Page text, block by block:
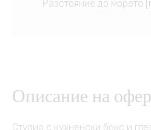
Разстояние до морето
Описание на
Студио с кухненски бокс и